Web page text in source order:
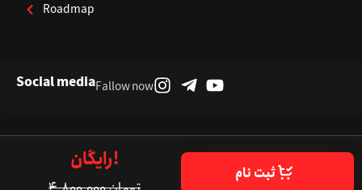
رایگان! ثبت نام
Roadmap
Social mediaFallow now
© Collegepips Goldencodes